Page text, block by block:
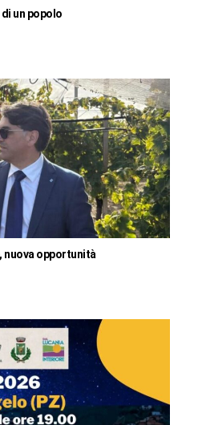
un popolo
nuova opportunità